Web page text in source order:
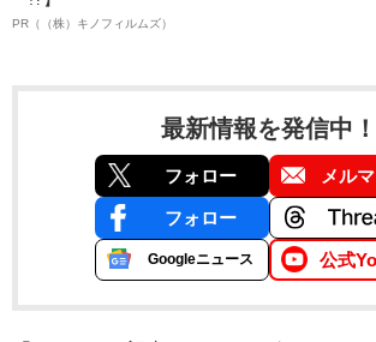
PR（（株）キノフィルムズ）
最新情報を発信中！
フォロー メル
フォロー
Googleニュース 公式